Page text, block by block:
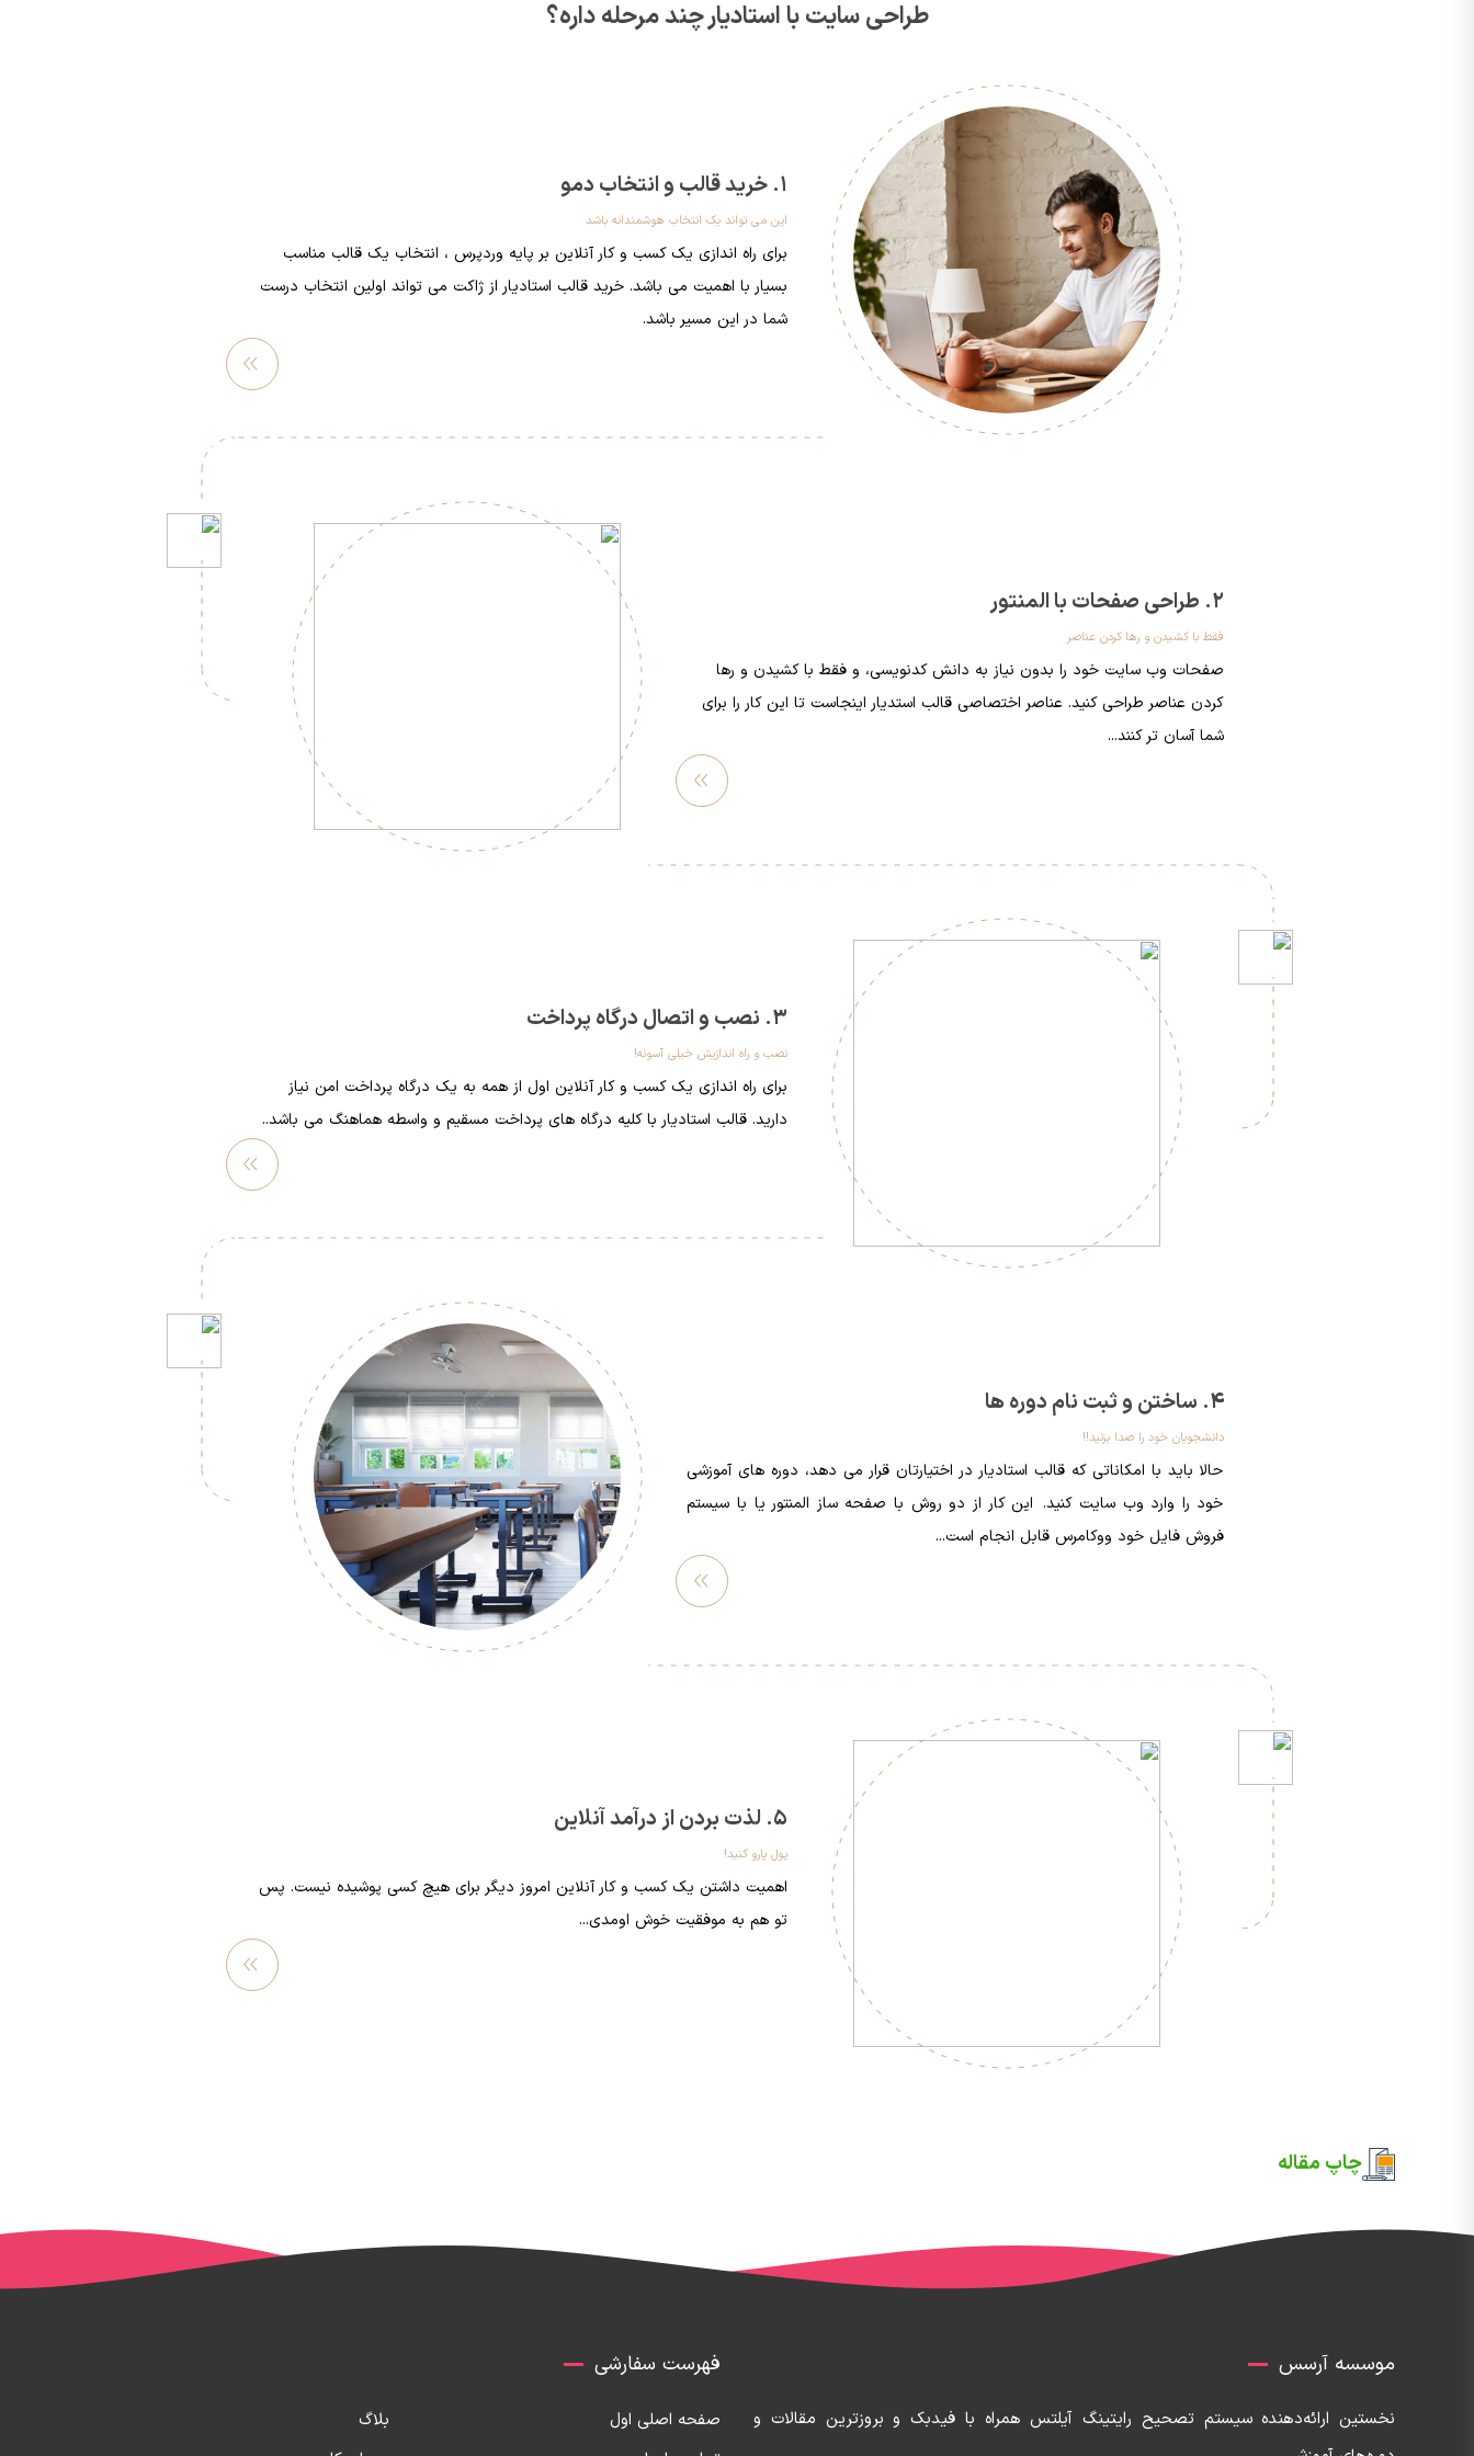
طراحی سایت با استادیار چند مرحله داره؟
1. خرید قالب و انتخاب دمو
این می تواند یک انتخاب هوشمندانه باشد
برای راه اندازی یک کسب و کار آنلاین بر پایه وردپرس ، انتخاب یک قالب مناسب
بسیار با اهمیت می باشد. خرید قالب استادیار از ژاکت می تواند اولین انتخاب درست
شما در این مسیر باشد.
2. طراحی صفحات با المنتور
فقط با کشیدن و رها کردن عناصر
صفحات وب سایت خود را بدون نیاز به دانش کدنویسی، و فقط با کشیدن و رها
کردن عناصر طراحی کنید. عناصر اختصاصی قالب استدیار اینجاست تا این کار را برای
شما آسان تر کنند...
3. نصب و اتصال درگاه پرداخت
نصب و راه اندازیش خیلی آسونه!
برای راه اندازی یک کسب و کار آنلاین اول از همه به یک درگاه پرداخت امن نیاز
دارید. قالب استادیار با کلیه درگاه های پرداخت مسقیم و واسطه هماهنگ می باشد..
4. ساختن و ثبت نام دوره ها
دانشجویان خود را صدا بزنید!!
حالا باید با امکاناتی که قالب استادیار در اختیارتان قرار می دهد، دوره های آموزشی
خود را وارد وب سایت کنید. این کار از دو روش با صفحه ساز المنتور یا با سیستم
فروش فایل خود ووکامرس قابل انجام است...
5. لذت بردن از درآمد آنلاین
پول پارو کنید!
اهمیت داشتن یک کسب و کار آنلاین امروز دیگر برای هیچ کسی پوشیده نیست. پس
تو هم به موفقیت خوش اومدی...
چاپ مقاله
موسسه آرسس
نخستین ارائه‌دهنده‌ سیستم تصحیح رایتینگ آیلتس همراه با فیدبک و بروزترین مقالات و
فهرست سفارشی
صفحه اصلی اول
بلاگ